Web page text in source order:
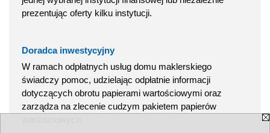
prezentując oferty kilku instytucji.
Doradca inwestycyjny
W ramach odpłatnych usług domu maklerskiego
świadczy pomoc, udzielając odpłatnie informacji
dotyczących obrotu papierami wartościowymi oraz
zarządza na zlecenie cudzym pakietem papierów